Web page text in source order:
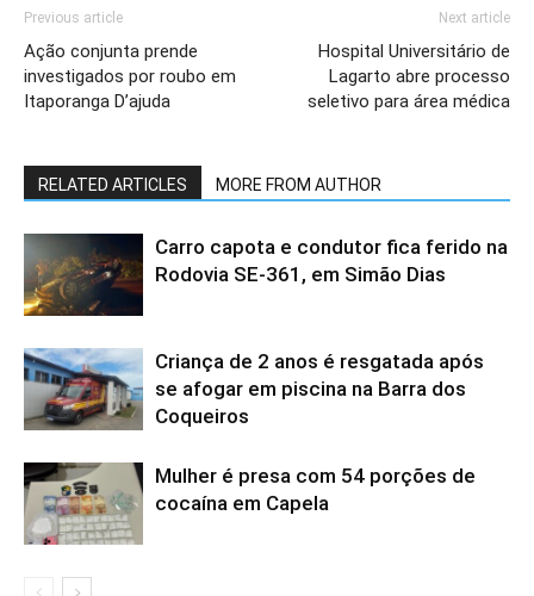
Previous article
Ação conjunta prende
investigados por roubo em
Itaporanga D’ajuda
Next article
Hospital Universitário de
Lagarto abre processo
seletivo para área médica
RELATED ARTICLES MORE FROM AUTHOR
Carro capota e condutor fica ferido na
Rodovia SE-361, em Simão Dias
Criança de 2 anos é resgatada após
se afogar em piscina na Barra dos
Coqueiros
Mulher é presa com 54 porções de
cocaína em Capela